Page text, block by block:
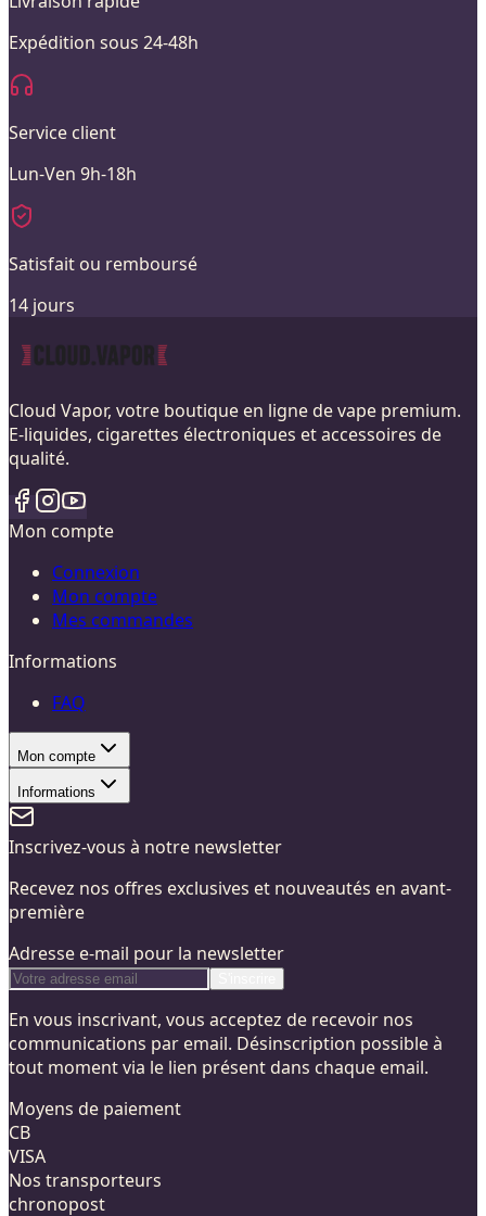
Expédition sous 24-48h
Service client
Lun-Ven 9h-18h
Satisfait ou remboursé
14 jours
Cloud Vapor, votre boutique en ligne de vape premium.
E-liquides, cigarettes électroniques et accessoires de
qualité.
Mon compte
Connexion
Mon compte
Mes commandes
Informations
FAQ
Mon compte
Informations
Inscrivez-vous à notre newsletter
Recevez nos offres exclusives et nouveautés en avant-
première
Adresse e-mail pour la newsletter
En vous inscrivant, vous acceptez de recevoir nos
communications par email. Désinscription possible à
tout moment via le lien présent dans chaque email.
Moyens de paiement
CB
VISA
Nos transporteurs
chronopost